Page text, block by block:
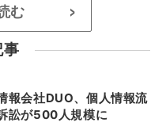
む >
事
報会社DUO、個人情報流
訟が500人規模に